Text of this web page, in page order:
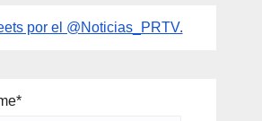
por el @Noticias_PRTV.